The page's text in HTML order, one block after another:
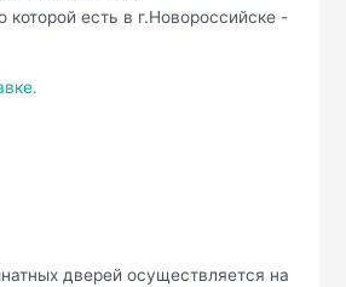
которой есть в г.Новороссийске -
дверей осуществляется на